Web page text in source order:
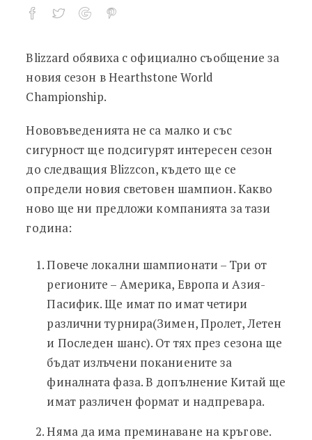
2016 Hearthstone World
Blizzard обявиха с официално съобщение за
новия сезон в Hearthstone World
Championship.
Нововъведенията не са малко и със
сигурност ще подсигурят интересен сезон
до следващия Blizzcon, където ще се
определи новия световен шампион. Какво
ново ще ни предложи компанията за тази
година:
Повече локални шампионати – Три от
регионите – Америка, Европа и Азия-
Пасифик. Ще имат по имат четири
различни турнира(Зимен, Пролет, Летен
и Последен шанс). От тях през сезона ще
бъдат излъчени поканиените за
финалната фаза. В допълнение Китай ще
имат различен формат и надпревара.
Няма да има преминаване на кръгове.